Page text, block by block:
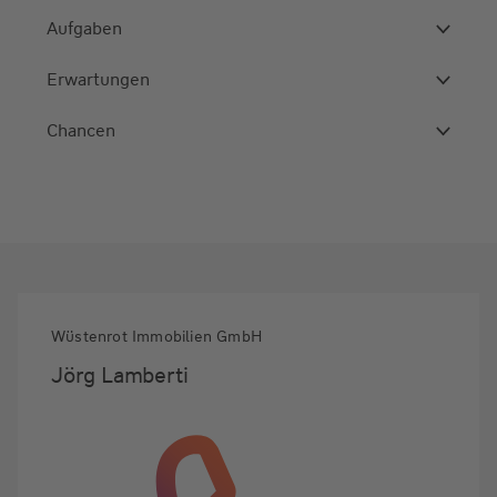
Aufgaben
Erwartungen
Chancen
Wüstenrot Immobilien GmbH
Jörg Lamberti